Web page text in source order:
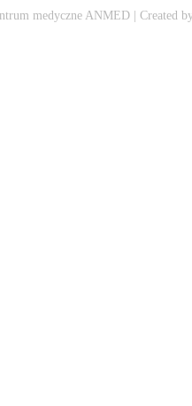
medyczne ANMED | Created